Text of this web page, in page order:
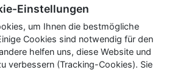
Einstellungen
um Ihnen die bestmögliche
Cookies sind notwendig für den
helfen uns, diese Website und
verbessern (Tracking-Cookies). Sie